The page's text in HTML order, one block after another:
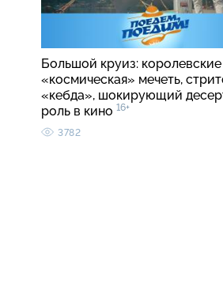
Большой круиз:
«космическая» мечеть,
«кебда», шокирующий
роль в кино 16+
3782